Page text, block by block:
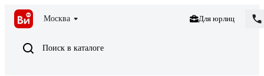
Москва Для юрлиц
Поиск в каталоге